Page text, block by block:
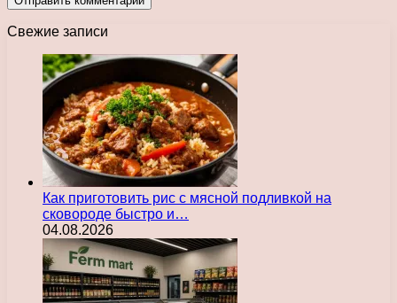
Свежие записи
Как приготовить рис с мясной подливкой на
сковороде быстро и…
04.08.2026